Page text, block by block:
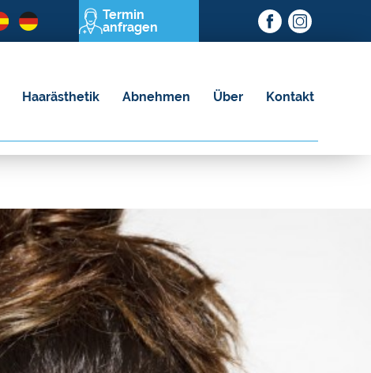
Termin
anfragen
Haarästhetik Abnehmen Über Kontakt